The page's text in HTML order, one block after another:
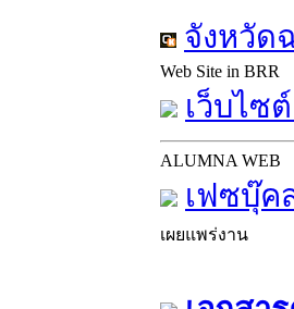
จังหวัด
Web Site in BRR
เว็บไซ
ALUMNA WEB
เฟซบุ๊ค
เผยแพร่งาน